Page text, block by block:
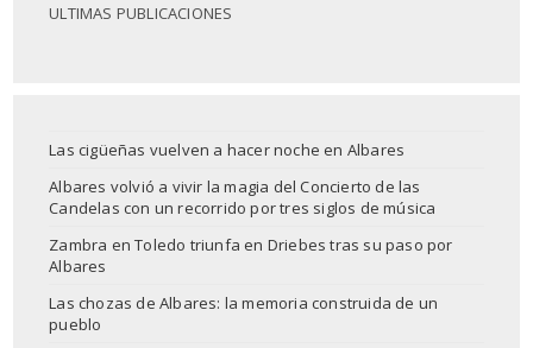
ULTIMAS PUBLICACIONES
Las cigüeñas vuelven a hacer noche en Albares
Albares volvió a vivir la magia del Concierto de las
Candelas con un recorrido por tres siglos de música
Zambra en Toledo triunfa en Driebes tras su paso por
Albares
Las chozas de Albares: la memoria construida de un
pueblo